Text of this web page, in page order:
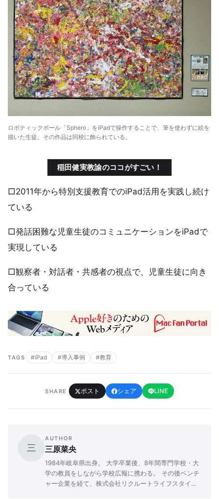
ロボティックボール「Sphero」をiPadで操作することで、筆を使わずに絵を
描いた生徒。その作品は同校に飾られている。
稲田健実教諭のココがすごい！
□2011年から特別支援教育でのiPad活用を実践し続け
ている
□発話困難な児童生徒のコミュニケーションをiPadで
実現している
□観察者・対話者・共感者の視点で、児童生徒に向き
合っている
TAGS #iPad #導入事例 #教育
SHARE ポスト シェア LINE
三
AUTHOR
三原菜央
1984年岐阜県出身。 大学卒業後、8年間専門学校・大
学の教員をしながら学校広報に携わる。 その後ベンチ
ャー企業を経て、株式会社リクルートライフスタイル